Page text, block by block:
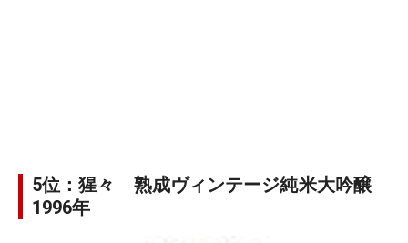
5位：猩々 熟成ヴィンテージ純米大吟醸
1996年